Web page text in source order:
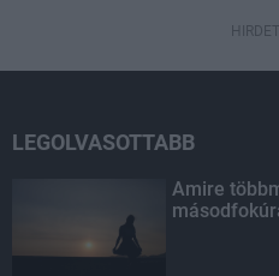
LEGOLVASOTTABB
Amire